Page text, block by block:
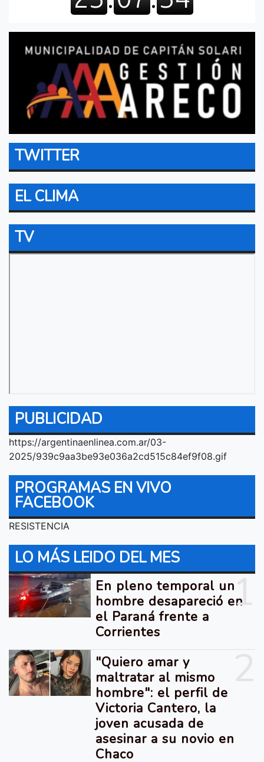
TWITTER
EL CLIMA
TV
PUBLICIDAD
https://argentinaenlinea.com.ar/03-
2025/939c9aa3be93e036a2cd515c84ef9f08.gif
PROGRAMAS EN VIVO
FACEBOOK
RESISTENCIA
LO MÁS LEIDO DEL MES
1
En pleno temporal un
hombre desapareció en
el Paraná frente a
Corrientes
"Quiero amar y
maltratar al mismo
hombre": el perfil de
Victoria Cantero, la
joven acusada de
asesinar a su novio en
Chaco